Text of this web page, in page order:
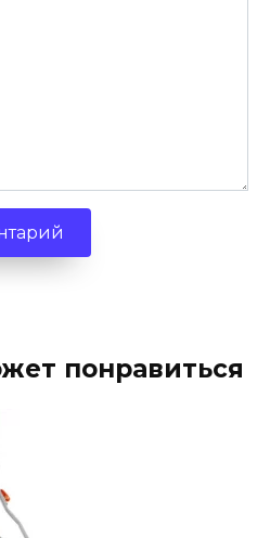
понравиться